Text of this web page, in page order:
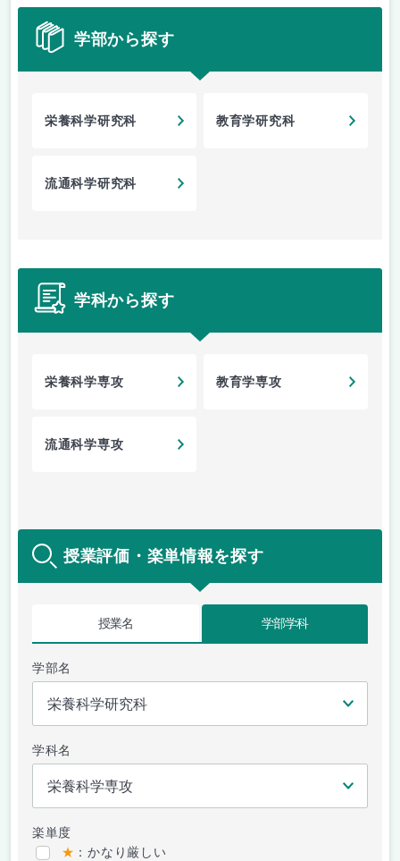
学部から探す
栄養科学研究科 教育学研究科
流通科学研究科
学科から探す
栄養科学専攻 教育学専攻
流通科学専攻
授業評価・楽単情報を探す
授業名 学部学科
学部名
学科名
楽単度
★ ：かなり厳しい